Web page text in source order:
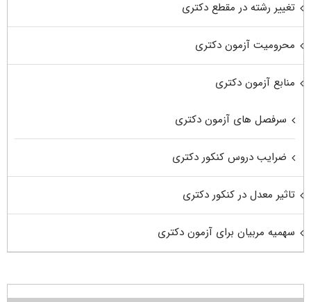
تغییر رشته در مقطع دکتری
محرومیت آزمون دکتری
منابع آزمون دکتری
سرفصل های آزمون دکتری
ضرایب دروس کنکور دکتری
تاثیر معدل در کنکور دکتری
سهمیه مربیان برای آزمون دکتری